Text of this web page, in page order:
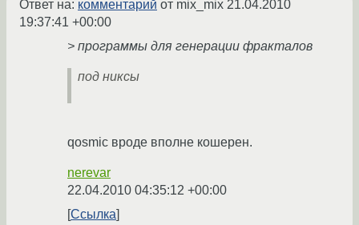
Ответ на: комментарий от mix_mix 21.04.2010
19:37:41 +00:00
> программы для генерации фракталов
под никсы
qosmic вроде вполне кошерен.
nerevar
22.04.2010 04:35:12 +00:00
Ссылка